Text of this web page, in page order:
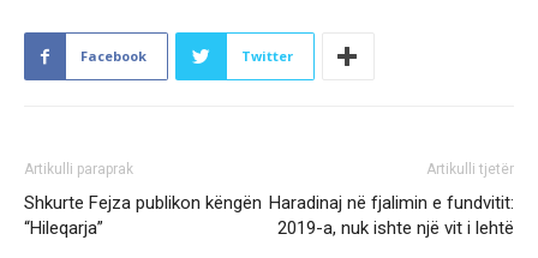
Facebook Twitter
Artikulli paraprak
Shkurte Fejza publikon këngën
“Hileqarja”
Artikulli tjetër
Haradinaj në fjalimin e fundvitit:
2019-a, nuk ishte një vit i lehtë